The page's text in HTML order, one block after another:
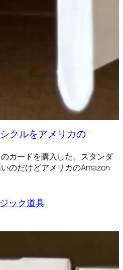
クルをアメリカの
カードを購入した。スタンダ
のだけどアメリカのAmazon
ック道具